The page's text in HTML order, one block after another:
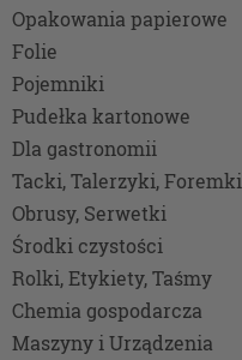
Opakowania papierowe
Folie
Pojemniki
Pudełka kartonowe
Dla gastronomii
Tacki, Talerzyki, Foremki
Obrusy, Serwetki
Środki czystości
Rolki, Etykiety, Taśmy
Chemia gospodarcza
Maszyny i Urządzenia